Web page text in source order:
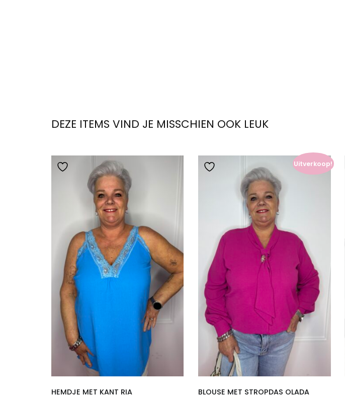
DEZE ITEMS VIND JE MISSCHIEN OOK LEUK
HEMDJE MET KANT RIA
Uitverkoop!
BLOUSE MET STROPDAS OLADA